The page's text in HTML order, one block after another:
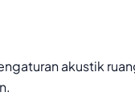
akustik